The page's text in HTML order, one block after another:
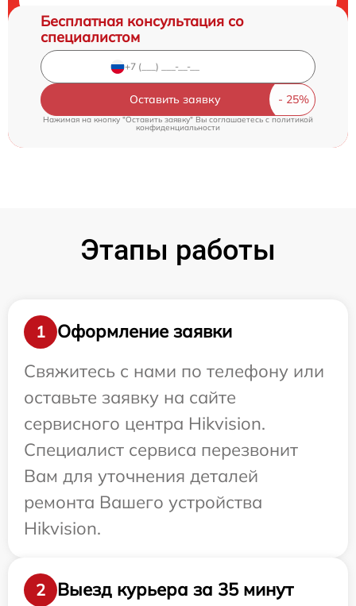
Бесплатная консультация со
специалистом
Оставить заявку
Нажимая на кнопку "Оставить заявку" Вы соглашаетесь cполитикой
конфиденциальности
Этапы работы
1
Оформление заявки
Свяжитесь с нами по телефону или
оставьте заявку на сайте
сервисного центра Hikvision.
Специалист сервиса перезвонит
Вам для уточнения деталей
ремонта Вашего устройства
Hikvision.
2 Выезд курьера за 35 минут